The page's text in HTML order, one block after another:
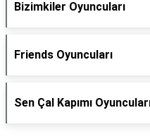
Bizimkiler Oyuncuları
Friends Oyuncuları
Sen Çal Kapımı